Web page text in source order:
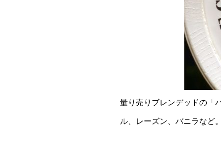
量り売りブレンデッドの「
ル、レーズン、バニラなど